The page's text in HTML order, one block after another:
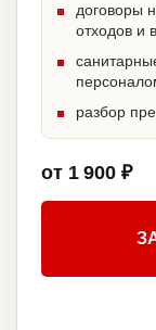
договоры
отходов и
разбор
от 1 900 ₽